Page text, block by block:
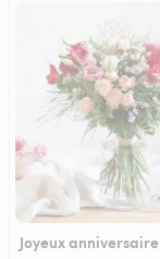
Joyeux anniversaire